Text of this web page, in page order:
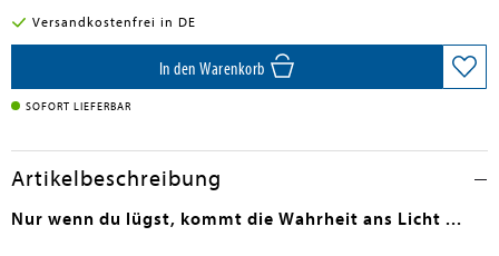
Versandkostenfrei in DE
In den Warenkorb
SOFORT LIEFERBAR
Artikelbeschreibung
Nur wenn du lügst, kommt die Wahrheit ans Licht ...